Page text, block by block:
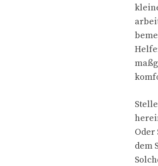
Oder
dem